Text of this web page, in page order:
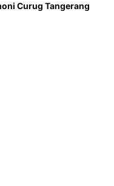
Curug Tangerang